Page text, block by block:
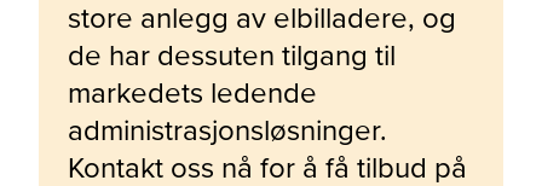
store anlegg av elbilladere, og
de har dessuten tilgang til
markedets ledende
administrasjonsløsninger.
Kontakt oss nå for å få tilbud på